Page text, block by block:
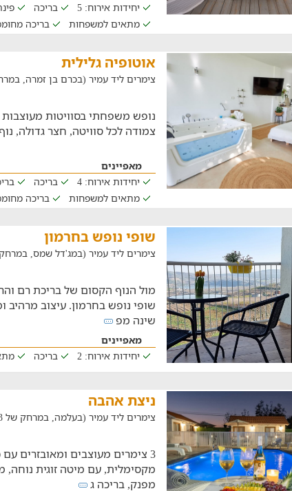
יחידות אירוח: 5
בריכה
מתאים למשפחות
בריכה
אוטופיה גלילית
צימרים ליד עמיר (בכרם בן זמרה, במרחק של
נופש משפחתי בסוויטות
צמודה לכל סוויטה, חצר גדולה,
מאפיינים
יחידות אירוח: 4
בריכה
מתאים למשפחות
בריכה
שופי נופש בחרמון
צימרים ליד עמיר (במג'דל שמס, במרחק של
מול הנוף הקסום של בריכת רם
שופי נופש בחרמון. עיצוב
שינה מפ
מאפיינים
יחידות אירוח: 2
בריכה
ניצת אהבה
צימרים ליד עמיר (בעלמה, במרחק של 18.3 ק"מ)
3 צימרים מעוצבים ומאובזרים
מקסימלית, עם מיטה זוגית נוחה,
מפנק, בריכה ג